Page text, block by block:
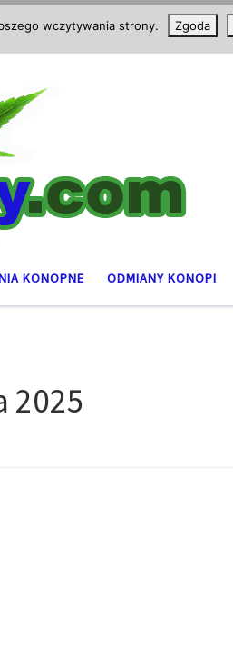
KONOPNE ODMIANY KONOPI
2025
wczytywania strony. Zgoda